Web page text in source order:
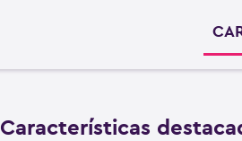
Características